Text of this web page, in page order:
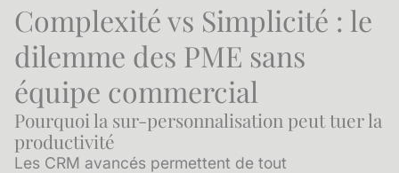
Complexité vs Simplicité : le
dilemme des PME sans
équipe commercial
Pourquoi la sur-personnalisation peut tuer la
productivité
Les CRM avancés permettent de tout